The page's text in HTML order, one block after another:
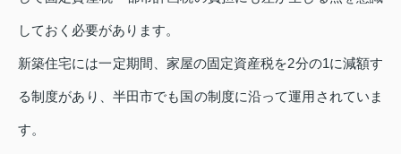
しておく必要があります。
新築住宅には一定期間、家屋の固定資産税を2分の1に減額す
る制度があり、半田市でも国の制度に沿って運用されていま
す。